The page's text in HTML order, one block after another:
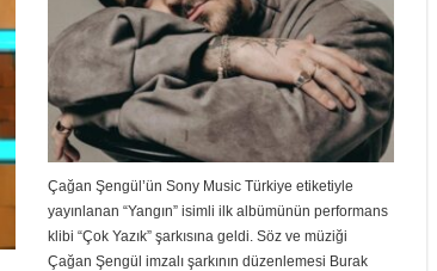
Çağan Şengül’ün Sony Music Türkiye etiketiyle
yayınlanan “Yangın” isimli ilk albümünün performans
klibi “Çok Yazık” şarkısına geldi. Söz ve müziği
Çağan Şengül imzalı şarkının düzenlemesi Burak